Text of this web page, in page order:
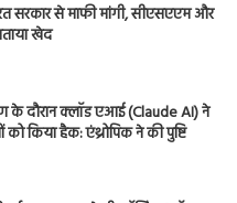
सरकार से माफी मांगी, सीएसएएम और
खेद
के दौरान क्लॉड एआई (Claude AI) ने
किया हैक: एंथ्रोपिक ने की पुष्टि